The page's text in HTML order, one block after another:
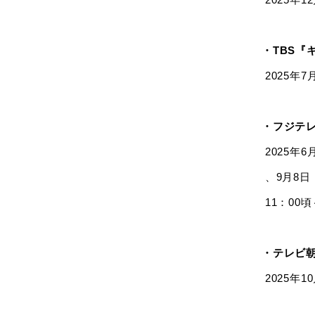
・TBS『
2025年7
・フジテ
2025年6
、9月8
11：00頃
・テレビ
2025年